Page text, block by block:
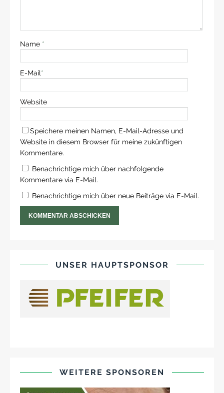
Name *
E-Mail*
Website
Speichere meinen Namen, E-Mail-Adresse und
Website in diesem Browser für meine zukünftigen
Kommentare.
Benachrichtige mich über nachfolgende
Kommentare via E-Mail.
Benachrichtige mich über neue Beiträge via E-Mail.
UNSER HAUPTSPONSOR
WEITERE SPONSOREN